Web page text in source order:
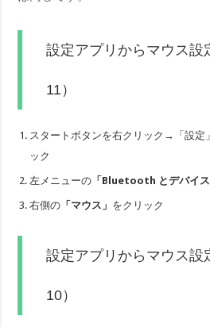
設定アプリからマウス設
11）
スタートボタンを右クリック→「設定
ック
左メニューの 「Bluetooth とデバイス
右側の 「マウス」 をクリック
設定アプリからマウス設
10）